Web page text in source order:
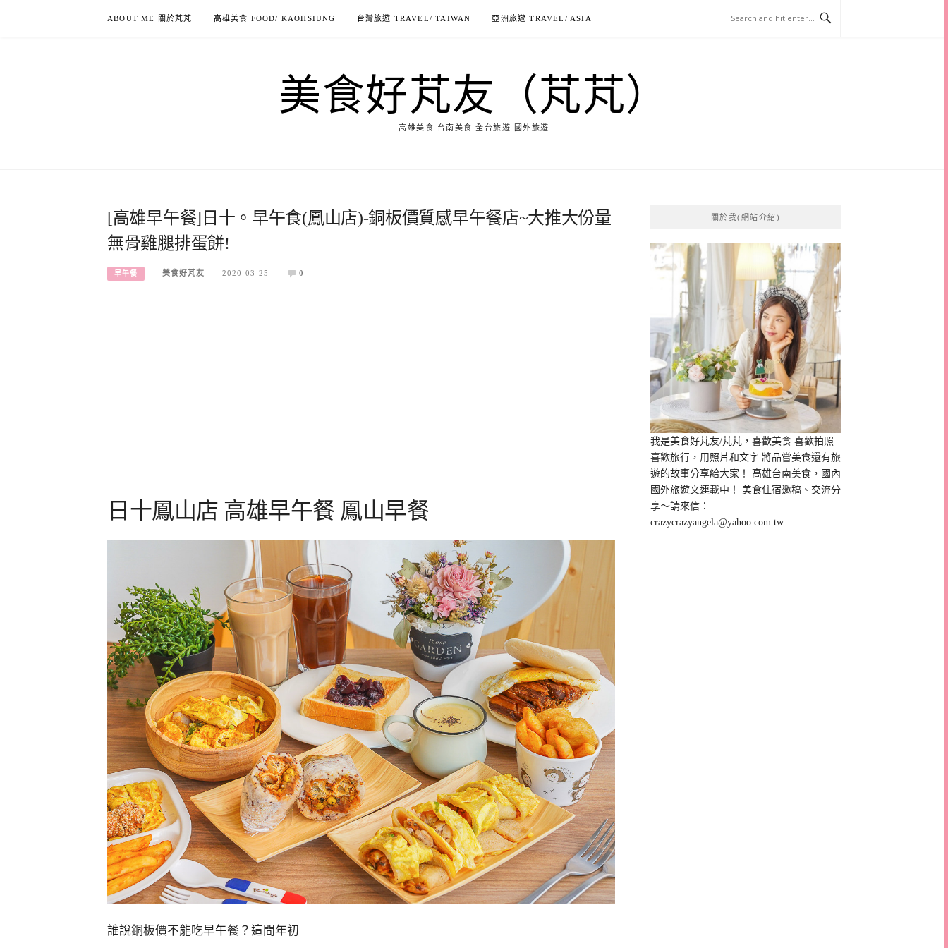
ABOUT ME 關於芃芃 高雄美食 FOOD/ KAOHSIUNG 台灣旅遊 TRAVEL/ TAIWAN 亞洲旅遊 TRAVEL/ ASIA
美食好芃友（芃芃）
高雄美食 台南美食 全台旅遊 國外旅遊
[高雄早午餐]日十。早午食(鳳山店)-銅板價質感早午餐店~大推大份量
無骨雞腿排蛋餅!
早午餐 美食好芃友 2020-03-25 0
日十鳳山店 高雄早午餐 鳳山早餐
誰說銅板價不能吃早午餐？這間年初
關於我(網站介紹)
我是美食好芃友/芃芃，喜歡美食 喜歡拍照
喜歡旅行，用照片和文字 將品嘗美食還有旅
遊的故事分享給大家！ 高雄台南美食，國內
國外旅遊文連載中！ 美食住宿邀稿、交流分
享～請來信：
crazycrazyangela@yahoo.com.tw